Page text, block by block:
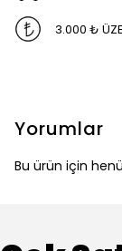
3.000 ₺
Yorumlar
Bu ürün için